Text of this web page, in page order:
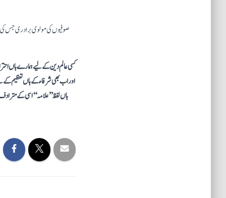
کسی عالم دین کے لیے ہمارے ہاں
اور اب بھی شرفاء کے ہاں تعظیم کے لیے
ہاں لفظ ’’علامہ‘‘اسی کے